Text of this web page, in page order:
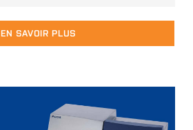
EN SAVOIR PLUS